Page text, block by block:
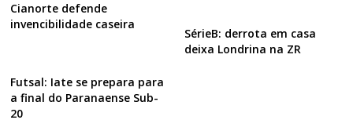
Cianorte defende
invencibilidade caseira
SérieB: derrota em casa
deixa Londrina na ZR
Futsal: Iate se prepara para
a final do Paranaense Sub-
20